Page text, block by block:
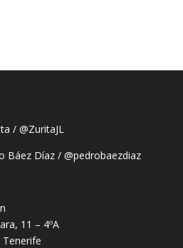
/ @ZuritaJL
Báez Díaz / @pedrobaezdiaz
11 – 4ºA
Tenerife